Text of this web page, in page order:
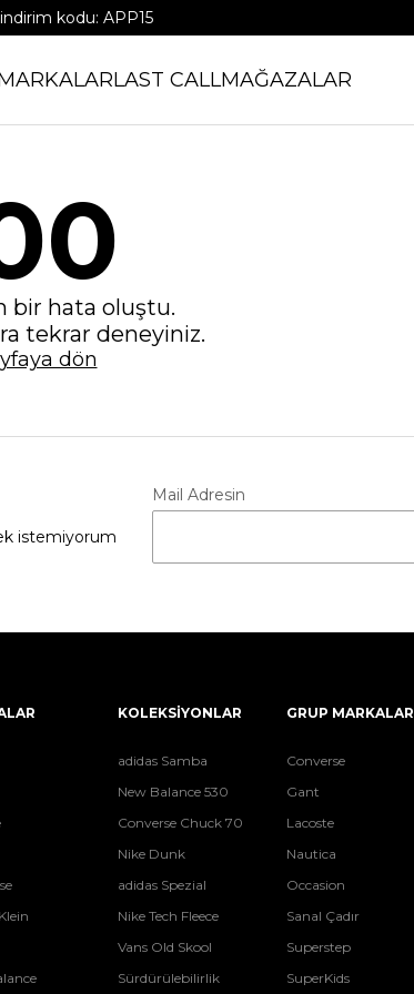
kodu: APP15
LAST CALLMAĞAZALAR
bir hata oluştu.
tekrar deneyiniz.
dön
istemiyorum
Mail Adresin
KOLEKSİYONLAR
adidas Samba
New Balance 530
Converse Chuck 70
Nike Dunk
adidas Spezial
Nike Tech Fleece
Vans Old Skool
Sürdürülebilirlik
GRUP MARKALAR
Converse
Gant
Lacoste
Nautica
Occasion
Sanal Çadır
Superstep
SuperKids